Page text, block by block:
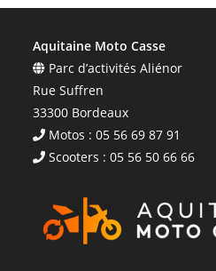
Aquitaine Moto Casse
Parc d’activités Aliénor
Rue Suffren
33300 Bordeaux
Motos : 05 56 69 87 91
Scooters : 05 56 50 66 66